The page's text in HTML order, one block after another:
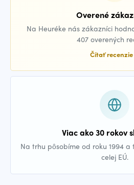
Overené
Na Heuréke nás zákazníci
407 overených
Čítať recenzie
Viac ako 30 rokov
Na trhu pôsobíme od roku 1994
celej EÚ.